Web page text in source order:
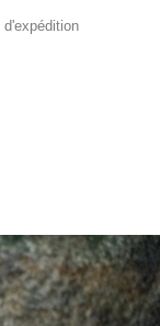
d'expédition